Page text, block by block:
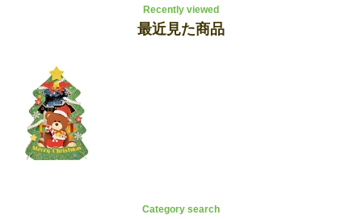
Recently viewed
最近見た商品
Category search